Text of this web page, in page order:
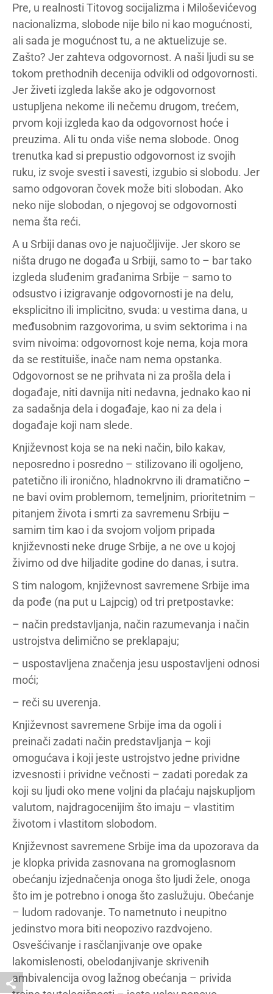
Pre, u realnosti Titovog socijalizma i Miloševićevog
nacionalizma, slobode nije bilo ni kao mogućnosti,
ali sada je mogućnost tu, a ne aktuelizuje se.
Zašto? Jer zahteva odgovornost. A naši ljudi su se
tokom prethodnih decenija odvikli od odgovornosti.
Jer živeti izgleda lakše ako je odgovornost
ustupljena nekome ili nečemu drugom, trećem,
prvom koji izgleda kao da odgovornost hoće i
preuzima. Ali tu onda više nema slobode. Onog
trenutka kad si prepustio odgovornost iz svojih
ruku, iz svoje svesti i savesti, izgubio si slobodu. Jer
samo odgovoran čovek može biti slobodan. Ako
neko nije slobodan, o njegovoj se odgovornosti
nema šta reći.
A u Srbiji danas ovo je najuočljivije. Jer skoro se
ništa drugo ne događa u Srbiji, samo to – bar tako
izgleda sluđenim građanima Srbije – samo to
odsustvo i izigravanje odgovornosti je na delu,
eksplicitno ili implicitno, svuda: u vestima dana, u
međusobnim razgovorima, u svim sektorima i na
svim nivoima: odgovornost koje nema, koja mora
da se restituiše, inače nam nema opstanka.
Odgovornost se ne prihvata ni za prošla dela i
događaje, niti davnija niti nedavna, jednako kao ni
za sadašnja dela i događaje, kao ni za dela i
događaje koji nam slede.
Književnost koja se na neki način, bilo kakav,
neposredno i posredno – stilizovano ili ogoljeno,
patetično ili ironično, hladnokrvno ili dramatično –
ne bavi ovim problemom, temeljnim, prioritetnim –
pitanjem života i smrti za savremenu Srbiju –
samim tim kao i da svojom voljom pripada
književnosti neke druge Srbije, a ne ove u kojoj
živimo od dve hiljadite godine do danas, i sutra.
S tim nalogom, književnost savremene Srbije ima
da pođe (na put u Lajpcig) od tri pretpostavke:
– način predstavljanja, način razumevanja i način
ustrojstva delimično se preklapaju;
– uspostavljena značenja jesu uspostavljeni odnosi
moći;
– reči su uverenja.
Književnost savremene Srbije ima da ogoli i
preinači zadati način predstavljanja – koji
omogućava i koji jeste ustrojstvo jedne prividne
izvesnosti i prividne večnosti – zadati poredak za
koji su ljudi oko mene voljni da plaćaju najskupljom
valutom, najdragocenijim što imaju – vlastitim
životom i vlastitom slobodom.
Književnost savremene Srbije ima da upozorava da
je klopka privida zasnovana na gromoglasnom
obećanju izjednačenja onoga što ljudi žele, onoga
što im je potrebno i onoga što zaslužuju. Obećanje
– ludom radovanje. To nametnuto i neupitno
jedinstvo mora biti neopozivo razdvojeno.
Osvešćivanje i rasčlanjivanje ove opake
lakomislenosti, obelodanjivanje skrivenih
ambivalencija ovog lažnog obećanja – privida